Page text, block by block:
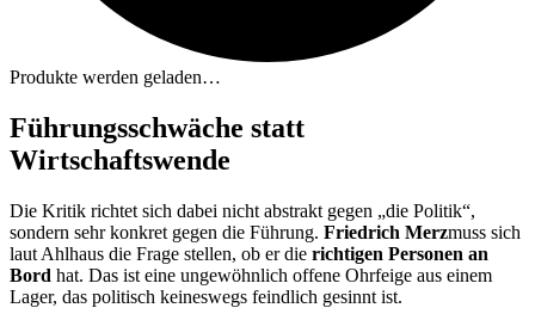
Produkte werden geladen…
Führungsschwäche statt
Wirtschaftswende
Die Kritik richtet sich dabei nicht abstrakt gegen „die Politik“,
sondern sehr konkret gegen die Führung. Friedrich Merzmuss sich
laut Ahlhaus die Frage stellen, ob er die richtigen Personen an
Bord hat. Das ist eine ungewöhnlich offene Ohrfeige aus einem
Lager, das politisch keineswegs feindlich gesinnt ist.